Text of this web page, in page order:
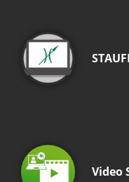
Video